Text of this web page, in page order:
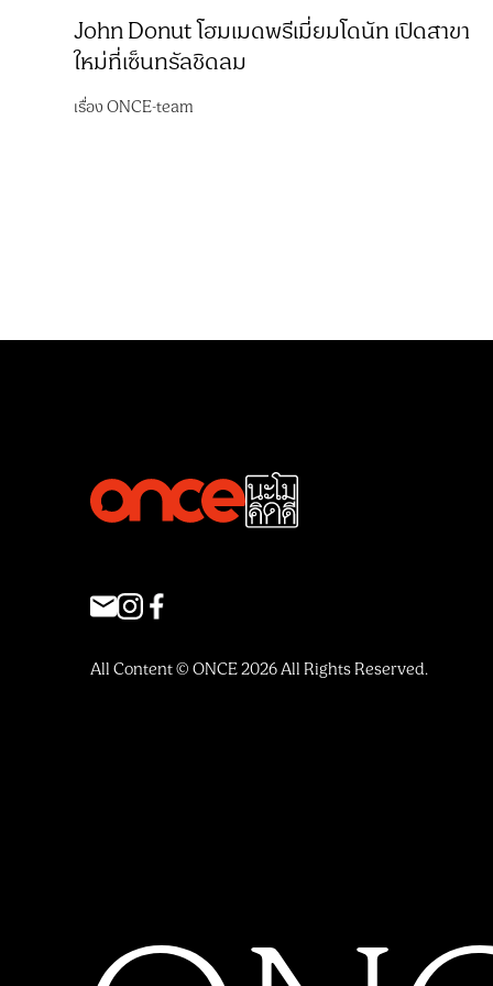
John Donut โฮมเมดพรีเมี่ยมโดนัท เปิดสาขา
ใหม่ที่เซ็นทรัลชิดลม
เรื่องONCE-team
All Content © ONCE 2026 All Rights Reserved.